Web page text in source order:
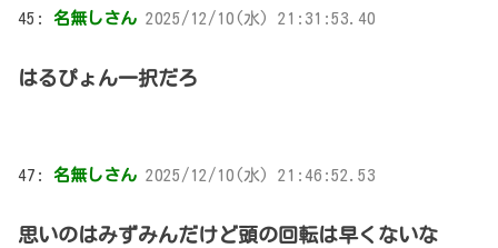
45: 名無しさん 2025/12/10(水) 21:31:53.40
はるぴょん一択だろ
47: 名無しさん 2025/12/10(水) 21:46:52.53
思いのはみずみんだけど頭の回転は早くないな